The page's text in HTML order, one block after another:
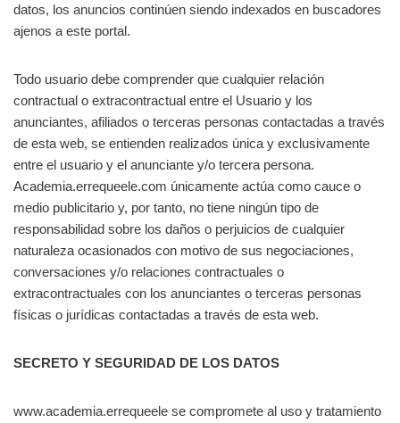
datos, los anuncios continúen siendo indexados en buscadores
ajenos a este portal.
Todo usuario debe comprender que cualquier relación
contractual o extracontractual entre el Usuario y los
anunciantes, afiliados o terceras personas contactadas a través
de esta web, se entienden realizados única y exclusivamente
entre el usuario y el anunciante y/o tercera persona.
Academia.errequeele.com únicamente actúa como cauce o
medio publicitario y, por tanto, no tiene ningún tipo de
responsabilidad sobre los daños o perjuicios de cualquier
naturaleza ocasionados con motivo de sus negociaciones,
conversaciones y/o relaciones contractuales o
extracontractuales con los anunciantes o terceras personas
físicas o jurídicas contactadas a través de esta web.
SECRETO Y SEGURIDAD DE LOS DATOS
www.academia.errequeele se compromete al uso y tratamiento